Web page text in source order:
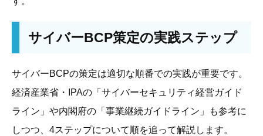
サイバーBCP策定の実践ステップ
サイバーBCPの策定は適切な順番での実践が重要です。
経済産業省・IPAの「サイバーセキュリティ経営ガイド
ライン」や内閣府の「事業継続ガイドライン」も参考に
しつつ、4ステップについて順を追って解説します。